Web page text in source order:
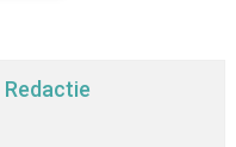
Redactie